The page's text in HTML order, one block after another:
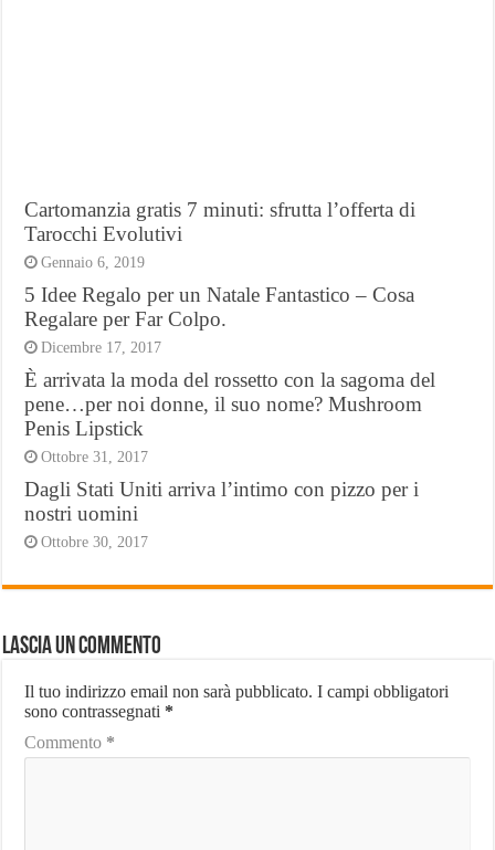
Cartomanzia gratis 7 minuti: sfrutta l’offerta di
Tarocchi Evolutivi
Gennaio 6, 2019
5 Idee Regalo per un Natale Fantastico – Cosa
Regalare per Far Colpo.
Dicembre 17, 2017
È arrivata la moda del rossetto con la sagoma del
pene…per noi donne, il suo nome? Mushroom
Penis Lipstick
Ottobre 31, 2017
Dagli Stati Uniti arriva l’intimo con pizzo per i
nostri uomini
Ottobre 30, 2017
Lascia un commento
Il tuo indirizzo email non sarà pubblicato. I campi obbligatori
sono contrassegnati *
Commento *